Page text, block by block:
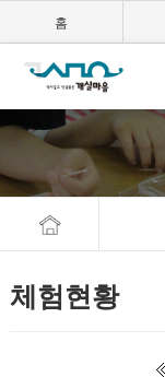
홈
체험현황